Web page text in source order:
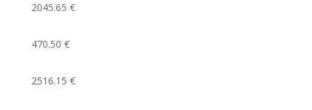
2045.65 €
470.50 €
2516.15 €